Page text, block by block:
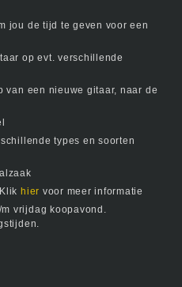
jou de tijd te geven voor een
op evt. verschillende
van een nieuwe gitaar, naar de
types en soorten
hier voor meer informatie
vrijdag koopavond.